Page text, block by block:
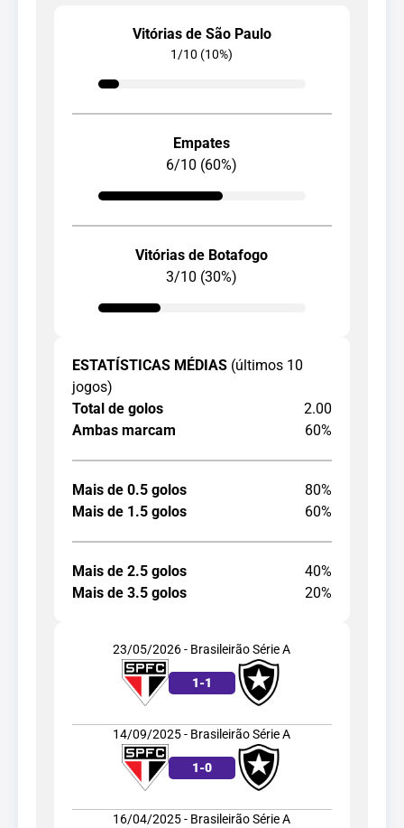
Vitórias de São Paulo
1/10 (10%)
Empates
6/10 (60%)
Vitórias de Botafogo
3/10 (30%)
ESTATÍSTICAS MÉDIAS (últimos 10
jogos)
Total de golos
2.00
Ambas marcam
60%
Mais de 0.5 golos
80%
Mais de 1.5 golos
60%
Mais de 2.5 golos
40%
Mais de 3.5 golos
20%
23/05/2026 - Brasileirão Série A
1-1
14/09/2025 - Brasileirão Série A
1-0
16/04/2025 - Brasileirão Série A